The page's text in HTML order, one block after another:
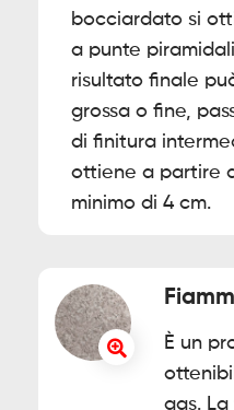
bocciardato si
a punte
risultato finale
grossa o fine,
di finitura
ottiene a partire
minimo di 4 cm.
È un
gas.